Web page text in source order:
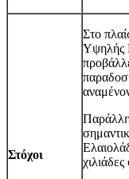
Στόχοι
Στο
Υψηλής